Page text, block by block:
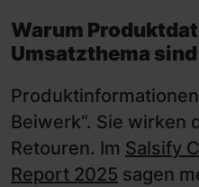
Warum
Umsatzthema sind
Beiwerk“. Sie wirken
Retouren. Im Salsify
Report 2025 sagen